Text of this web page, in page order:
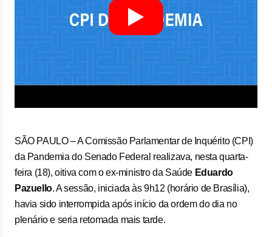
SÃO PAULO – A Comissão Parlamentar de Inquérito (CPI)
da Pandemia do Senado Federal realizava, nesta quarta-
feira (18), oitiva com o ex-ministro da Saúde Eduardo
Pazuello. A sessão, iniciada às 9h12 (horário de Brasília),
havia sido interrompida após início da ordem do dia no
plenário e seria retomada mais tarde.